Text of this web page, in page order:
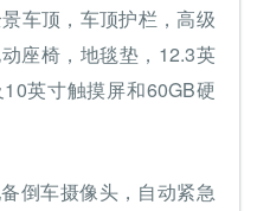
车顶，车顶护栏，高级
座椅，地毯垫，12.3英
英寸触摸屏和60GB硬
倒车摄像头，自动紧急